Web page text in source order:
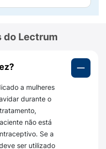
e lactida;
uma ampola com
seguintes
do Lectrum
a mulheres
durante o
não está
Se a
ser utilizado